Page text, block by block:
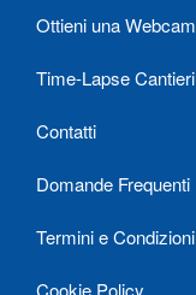
Ottieni una Webcam
Time-Lapse Cantieri
Contatti
Domande Frequenti
Termini e Condizioni
Cookie Policy